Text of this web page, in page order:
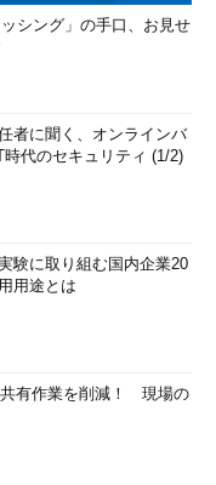
ッシング」の手口、お見せ
者に聞く、オンラインバ
代のセキュリティ (1/2)
験に取り組む国内企業20
用途とは
有作業を削減！ 現場の